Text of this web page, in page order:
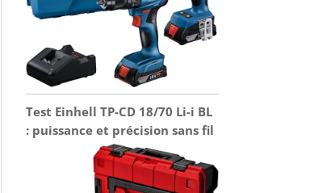
Test Einhell TP-CD 18/70 Li-i BL
: puissance et précision sans fil